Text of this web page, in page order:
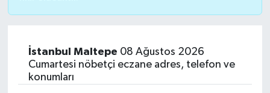
İstanbul Maltepe 08 Ağustos 2026
Cumartesi nöbetçi eczane adres, telefon ve
konumları